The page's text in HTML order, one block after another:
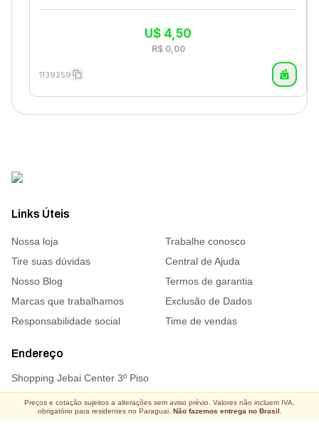
U$ 4,50
R$ 0,00
1139259
Links Úteis
Nossa loja
Trabalhe conosco
Tire suas dúvidas
Central de Ajuda
Nosso Blog
Termos de garantia
Marcas que trabalhamos
Exclusão de Dados
Responsabilidade social
Time de vendas
Endereço
Shopping Jebai Center 3º Piso
Preços e cotação sujeitos a alterações sem aviso prévio. Valores não incluem IVA,
obrigatório para residentes no Paraguai. Não fazemos entrega no Brasil.